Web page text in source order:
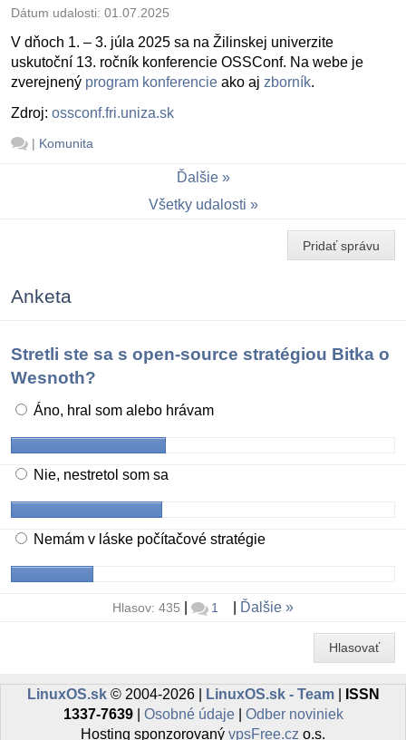
Dátum udalosti: 01.07.2025
V dňoch 1. – 3. júla 2025 sa na Žilinskej univerzite
uskutoční 13. ročník konferencie OSSConf. Na webe je
zverejnený program konferencie ako aj zborník.
Zdroj: ossconf.fri.uniza.sk
| Komunita
Ďalšie
Všetky udalosti
Pridať správu
Anketa
Stretli ste sa s open-source stratégiou Bitka o
Wesnoth?
Áno, hral som alebo hrávam
Nie, nestretol som sa
Nemám v láske počítačové stratégie
Hlasov: 435 1 Ďalšie
Hlasovať
LinuxOS.sk© 2004-2026 | LinuxOS.sk - Team|
ISSN
1337-7639| Osobné údaje| Odber noviniek
Hosting sponzorovaný vpsFree.cz o.s.